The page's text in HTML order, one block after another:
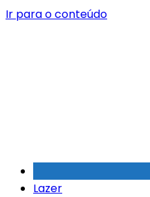
Ir para o conteúdo
Lazer